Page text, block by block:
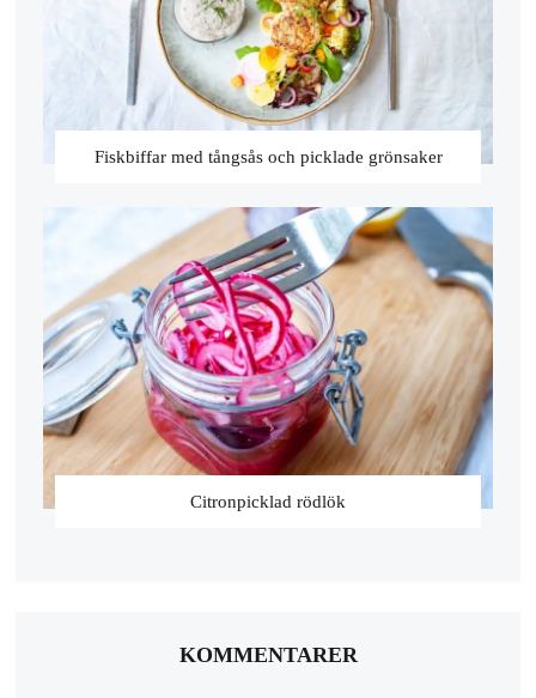
Fiskbiffar med tångsås och picklade grönsaker
Citronpicklad rödlök
KOMMENTARER